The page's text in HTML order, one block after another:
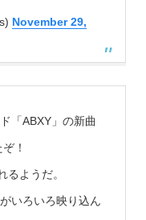
November 29,
「ABXY」の新曲
！
ようだ。
いろいろ映り込ん